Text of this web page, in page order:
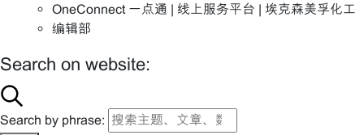
OneConnect 一点通 | 线上服务平台 | 埃克森美孚化工
编辑部
Search on website:
Search by phrase: